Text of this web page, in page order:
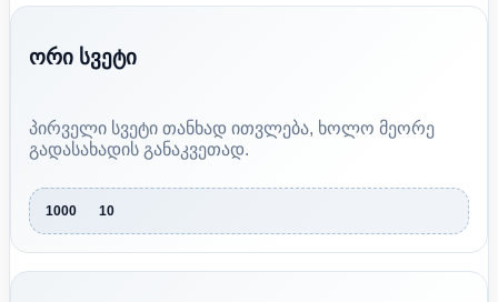
ორი სვეტი
პირველი სვეტი თანხად ითვლება, ხოლო მეორე
გადასახადის განაკვეთად.
1000	10